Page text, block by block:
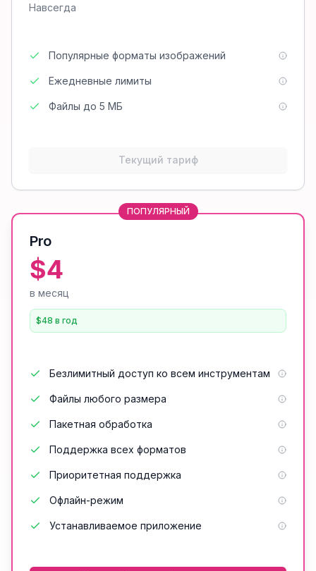
Навсегда
Популярные форматы изображений
Ежедневные лимиты
Файлы до 5 МБ
Текущий тариф
ПОПУЛЯРНЫЙ
Pro
$4
в месяц
$48 в год
Безлимитный доступ ко всем инструментам
Файлы любого размера
Пакетная обработка
Поддержка всех форматов
Приоритетная поддержка
Офлайн-режим
Устанавливаемое приложение